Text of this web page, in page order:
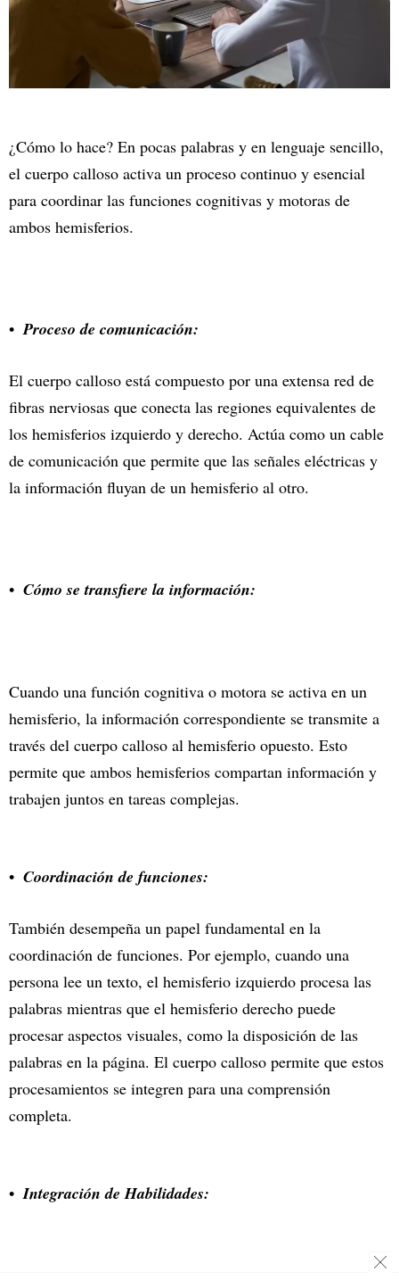
¿Cómo lo hace? En pocas palabras y en lenguaje sencillo,
el cuerpo calloso activa un proceso continuo y esencial
para coordinar las funciones cognitivas y motoras de
ambos hemisferios.
Proceso de comunicación:
El cuerpo calloso está compuesto por una extensa red de
fibras nerviosas que conecta las regiones equivalentes de
los hemisferios izquierdo y derecho. Actúa como un cable
de comunicación que permite que las señales eléctricas y
la información fluyan de un hemisferio al otro.
Cómo se transfiere la información:
Cuando una función cognitiva o motora se activa en un
hemisferio, la información correspondiente se transmite a
través del cuerpo calloso al hemisferio opuesto. Esto
permite que ambos hemisferios compartan información y
trabajen juntos en tareas complejas.
Coordinación de funciones:
También desempeña un papel fundamental en la
coordinación de funciones. Por ejemplo, cuando una
persona lee un texto, el hemisferio izquierdo procesa las
palabras mientras que el hemisferio derecho puede
procesar aspectos visuales, como la disposición de las
palabras en la página. El cuerpo calloso permite que estos
procesamientos se integren para una comprensión
completa.
Integración de Habilidades: